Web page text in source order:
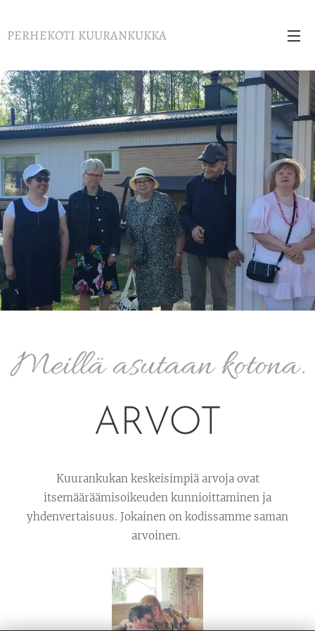
PERHEKOTI KUURANKUKKA
Meillä asutaan kotona.
ARVOT
Kuurankukan keskeisimpiä arvoja ovat
itsemääräämisoikeuden kunnioittaminen ja
yhdenvertaisuus. Jokainen on kodissamme saman
arvoinen.